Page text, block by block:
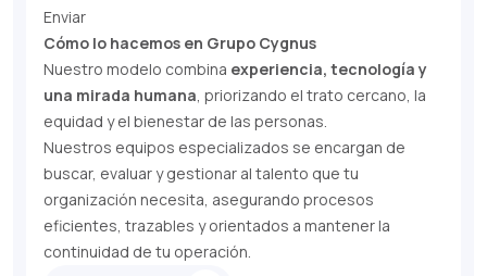
Enviar
Cómo lo hacemos en Grupo Cygnus
Nuestro modelo combina experiencia, tecnología y
una mirada humana, priorizando el trato cercano, la
equidad y el bienestar de las personas.
Nuestros equipos especializados se encargan de
buscar, evaluar y gestionar al talento que tu
organización necesita, asegurando procesos
eficientes, trazables y orientados a mantener la
continuidad de tu operación.